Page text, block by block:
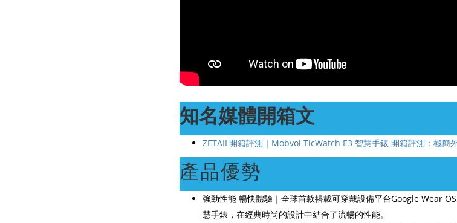
知名媒體開箱文
ZETAIL開箱評測｜Mobvoi TicWatch E3 智慧手錶 開箱評測：極簡
產品優勢
強勁性能 暢快體驗｜全球首款搭載可穿戴設備平台Google Wear
慧手錶，在經典時尚的設計中結合了流暢的性能。